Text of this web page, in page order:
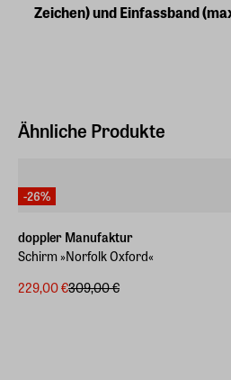
Zeichen) und Einfassband
Ähnliche Produkte
-26%
doppler Manufaktur
Schirm »Norfolk Oxford«
229,00 €309,00 €